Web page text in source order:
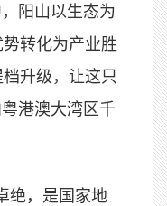
阳山以生态为
转化为产业胜
升级，让这只
港澳大湾区千
，是国家地